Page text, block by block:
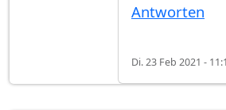
Antworten
Di. 23 Feb 2021 -